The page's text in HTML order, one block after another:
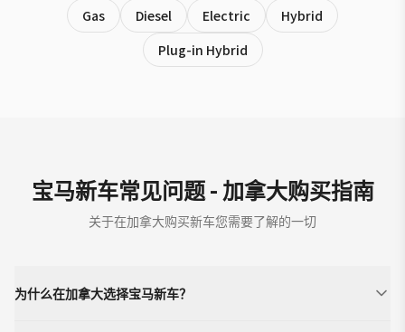
Gas Diesel Electric
Hybrid
Plug-in Hybrid
宝马新车常见问题 - 加拿大购买指南
关于在加拿大购买新车您需要了解的一切
为什么在加拿大选择宝马新车？